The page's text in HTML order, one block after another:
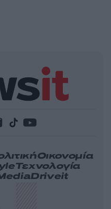
Οικονομία
Τεχνολογία
Driveit